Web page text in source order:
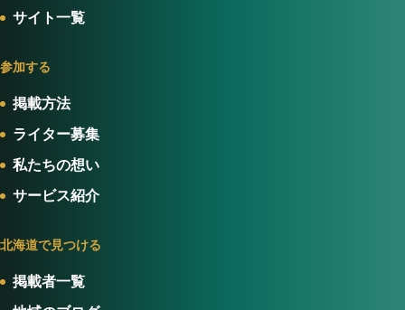
サイト一覧
参加する
掲載方法
ライター募集
私たちの想い
サービス紹介
北海道で見つける
掲載者一覧